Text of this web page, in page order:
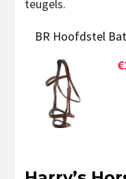
teugels.
BR Hoofdstel